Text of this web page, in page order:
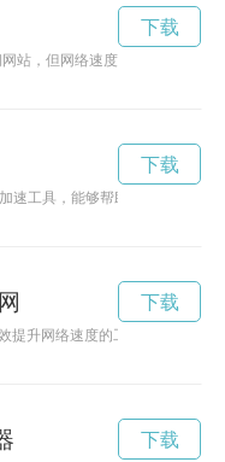
站，但网络速度总是慢慢的？
下载
速工具，能够帮助用户解决网
下载
提升网络速度的工具，可帮助用
下载
下载